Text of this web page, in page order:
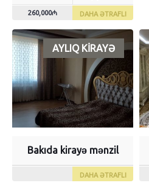
260,000₼ DAHA ƏTRAFLI
AYLIQ KIRAYƏ
Bakıda kirayə mənzil
DAHA ƏTRAFLI